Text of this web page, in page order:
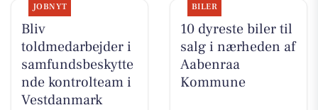
JOBNYT
Bliv
toldmedarbejder i
samfundsbeskytte
nde kontrolteam i
Vestdanmark
BILER
10 dyreste biler til
salg i nærheden af
Aabenraa
Kommune